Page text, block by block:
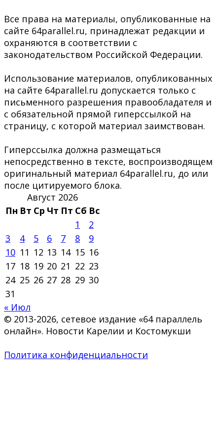
Все права на материалы, опубликованные на
сайте 64parallel.ru, принадлежат редакции и
охраняются в соответствии с
законодательством Российской Федерации.
Использование материалов, опубликованных
на сайте 64parallel.ru допускается только с
письменного разрешения правообладателя и
с обязательной прямой гиперссылкой на
страницу, с которой материал заимствован.
Гиперссылка должна размещаться
непосредственно в тексте, воспроизводящем
оригинальный материал 64parallel.ru, до или
после цитируемого блока.
Август 2026
Пн Вт Ср Чт Пт Сб Вс
1
2
3
4 5 6 7 8
9
10 11 12 13 14 15 16
17 18 19 20 21 22 23
24 25 26 27 28 29 30
31
« Июл
© 2013-2026, сетевое издание «64 параллель
онлайн». Новости Карелии и Костомукши
Политика конфиденциальности